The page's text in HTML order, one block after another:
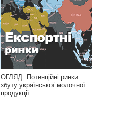
ОГЛЯД. Потенційні ринки
збуту української молочної
продукції